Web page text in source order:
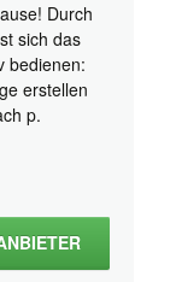
Durch
sich das
bedienen:
erstellen
p.